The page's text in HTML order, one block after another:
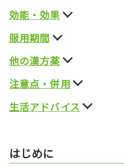
効能・効果
服用期間
他の漢方薬
注意点・併用
生活アドバイス
はじめに